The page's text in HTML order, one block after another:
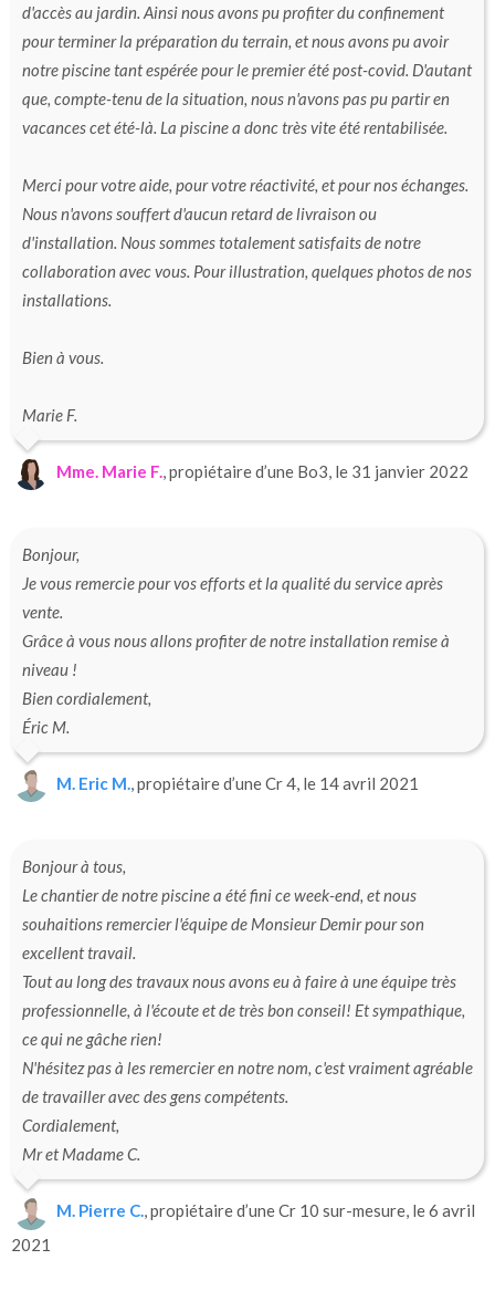
d'accès au jardin. Ainsi nous avons pu profiter du confinement
pour terminer la préparation du terrain, et nous avons pu avoir
notre piscine tant espérée pour le premier été post-covid. D'autant
que, compte-tenu de la situation, nous n'avons pas pu partir en
vacances cet été-là. La piscine a donc très vite été rentabilisée.
Merci pour votre aide, pour votre réactivité, et pour nos échanges.
Nous n'avons souffert d'aucun retard de livraison ou
d'installation. Nous sommes totalement satisfaits de notre
collaboration avec vous. Pour illustration, quelques photos de nos
installations.
Bien à vous.
Marie F.
Mme. Marie F., propiétaire d’une Bo3, le 31 janvier 2022
Bonjour,
Je vous remercie pour vos efforts et la qualité du service après
vente.
Grâce à vous nous allons profiter de notre installation remise à
niveau !
Bien cordialement,
Éric M.
M. Eric M., propiétaire d’une Cr 4, le 14 avril 2021
Bonjour à tous,
Le chantier de notre piscine a été fini ce week-end, et nous
souhaitions remercier l'équipe de Monsieur Demir pour son
excellent travail.
Tout au long des travaux nous avons eu à faire à une équipe très
professionnelle, à l'écoute et de très bon conseil! Et sympathique,
ce qui ne gâche rien!
N'hésitez pas à les remercier en notre nom, c'est vraiment agréable
de travailler avec des gens compétents.
Cordialement,
Mr et Madame C.
M. Pierre C., propiétaire d’une Cr 10 sur-mesure, le 6 avril
2021